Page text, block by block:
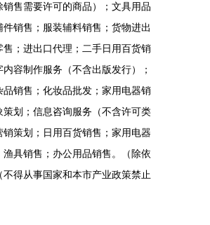
售需要许可的商品）；文具用品
销售；服装辅料销售；货物进出
；进出口代理；二手日用百货销
容制作服务（不含出版发行）；
销售；化妆品批发；家用电器销
划；信息咨询服务（不含许可类
策划；日用百货销售；家用电器
具销售；办公用品销售。（除依
得从事国家和本市产业政策禁止